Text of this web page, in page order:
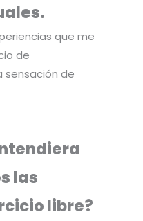
que me
de
sensación de
las
libre?